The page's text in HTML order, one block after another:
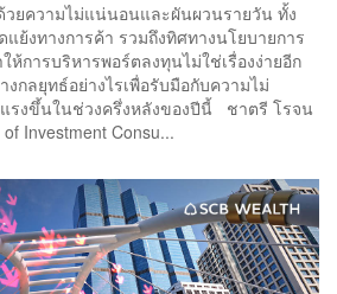
ยความไม่แน่นอนและผันผวนรายวัน ทั้ง
ย้งทางการค้า รวมถึงทิศทางนโยบายการ
ห้การบริหารพอร์ตลงทุนไม่ใช่เรื่องง่ายอีก
กลยุทธ์อย่างไรเพื่อรับมือกับความไม่
รงขึ้นในช่วงครึ่งหลังของปีนี้ ชาตรี โรจน
Investment Consu...